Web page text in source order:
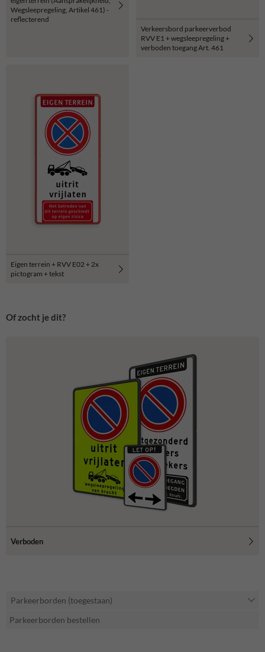
Wegsleepregeling, Artikel 461) -
reflecterend
Verkeersbord parkeerverbod
RVV E1 + wegsleepregeling +
verboden toegang Art. 461
Eigen terrein + RVV E02 + 2x
pictogram + tekst
Of zocht je dit?
Verboden
Parkeerborden (toegestaan)
Parkeerborden bestellen